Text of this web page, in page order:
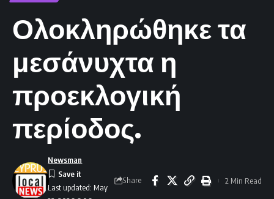
Ολοκληρώθηκε τα
μεσάνυχτα η
προεκλογική
περίοδος.
Last updated: May
Newsman
Share 2 Min Read